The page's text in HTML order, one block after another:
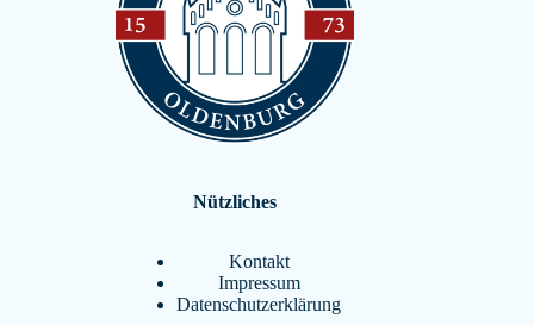
Nützliches
Kontakt
Impressum
Datenschutzerklärung